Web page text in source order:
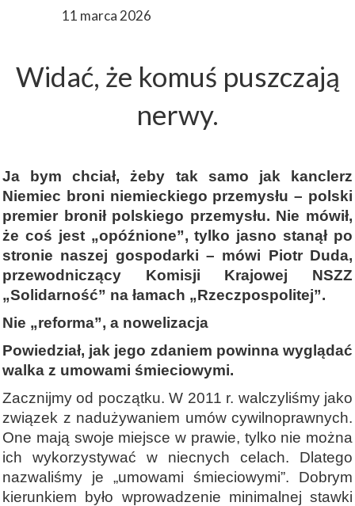
11 marca 2026
Widać, że komuś puszczają
nerwy.
Ja bym chciał, żeby tak samo jak kanclerz
Niemiec broni niemieckiego przemysłu – polski
premier bronił polskiego przemysłu. Nie mówił,
że coś jest „opóźnione”, tylko jasno stanął po
stronie naszej gospodarki – mówi Piotr Duda,
przewodniczący Komisji Krajowej NSZZ
„Solidarność” na łamach „Rzeczpospolitej”.
Nie „reforma”, a nowelizacja
Powiedział, jak jego zdaniem powinna wyglądać
walka z umowami śmieciowymi.
Zacznijmy od początku. W 2011 r. walczyliśmy jako
związek z nadużywaniem umów cywilnoprawnych.
One mają swoje miejsce w prawie, tylko nie można
ich wykorzystywać w niecnych celach. Dlatego
nazwaliśmy je „umowami śmieciowymi”. Dobrym
kierunkiem było wprowadzenie minimalnej stawki